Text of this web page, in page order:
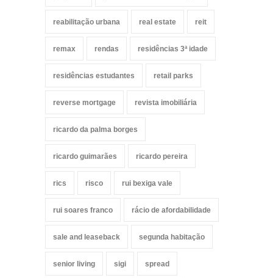
reabilitação urbana real estate reit
remax rendas residências 3ª idade
residências estudantes retail parks
reverse mortgage revista imobiliária
ricardo da palma borges
ricardo guimarães ricardo pereira
rics risco rui bexiga vale
rui soares franco rácio de afordabilidade
sale and leaseback segunda habitação
senior living sigi spread